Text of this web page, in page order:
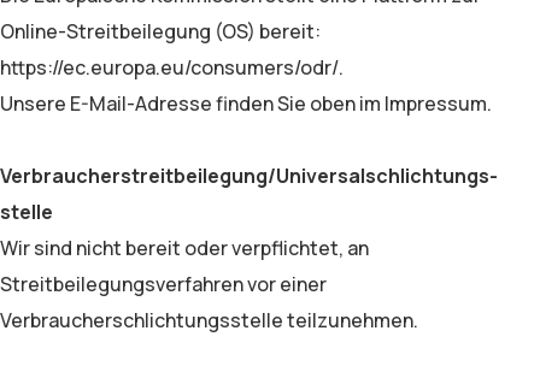
Online-Streitbeilegung (OS) bereit:
https://ec.europa.eu/consumers/odr/.
Unsere E-Mail-Adresse finden Sie oben im Impressum.
Verbraucher­streit­beilegung/Universal­schlichtungs­
stelle
Wir sind nicht bereit oder verpflichtet, an
Streitbeilegungsverfahren vor einer
Verbraucherschlichtungsstelle teilzunehmen.